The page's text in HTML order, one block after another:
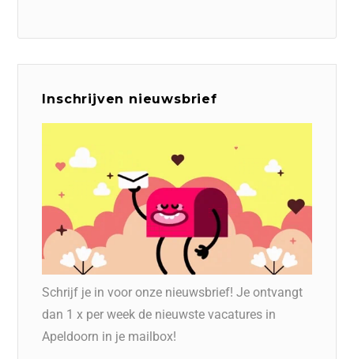
Inschrijven nieuwsbrief
Schrijf je in voor onze nieuwsbrief! Je ontvangt
dan 1 x per week de nieuwste vacatures in
Apeldoorn in je mailbox!